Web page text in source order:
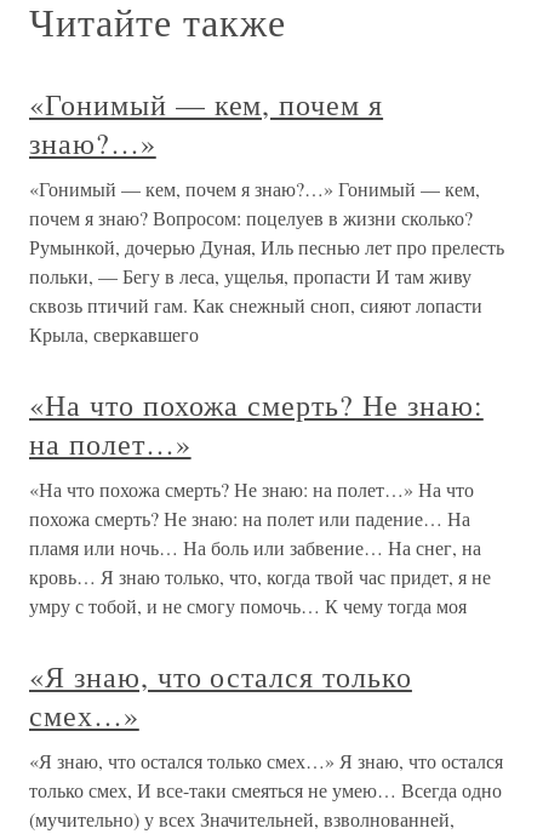
Читайте также
«Гонимый — кем, почем я
знаю?…»
«Гонимый — кем, почем я знаю?…» Гонимый — кем,
почем я знаю? Вопросом: поцелуев в жизни сколько?
Румынкой, дочерью Дуная, Иль песнью лет про прелесть
польки, — Бегу в леса, ущелья, пропасти И там живу
сквозь птичий гам. Как снежный сноп, сияют лопасти
Крыла, сверкавшего
«На что похожа смерть? Не знаю:
на полет…»
«На что похожа смерть? Не знаю: на полет…» На что
похожа смерть? Не знаю: на полет или падение… На
пламя или ночь… На боль или забвение… На снег, на
кровь… Я знаю только, что, когда твой час придет, я не
умру с тобой, и не смогу помочь… К чему тогда моя
«Я знаю, что остался только
смех…»
«Я знаю, что остался только смех…» Я знаю, что остался
только смех, И все-таки смеяться не умею… Всегда одно
(мучительно) у всех Значительней, взволнованней,